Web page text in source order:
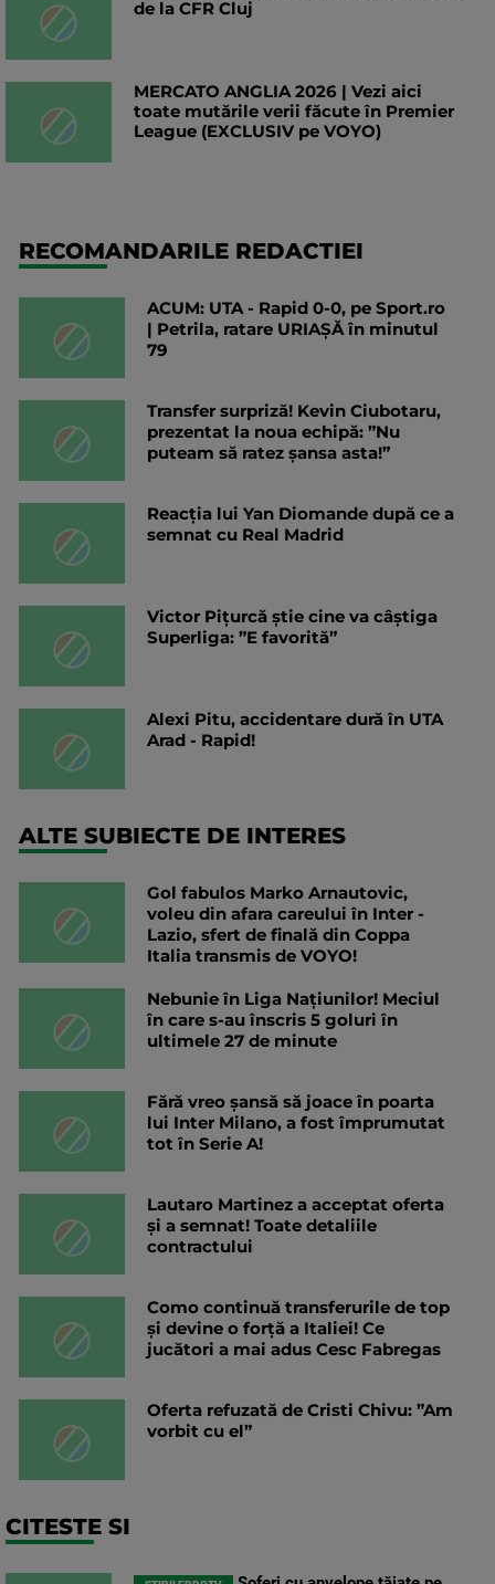
de la CFR Cluj
MERCATO ANGLIA 2026 | Vezi aici
toate mutările verii făcute în Premier
League (EXCLUSIV pe VOYO)
RECOMANDARILE REDACTIEI
ACUM: UTA - Rapid 0-0, pe Sport.ro
| Petrila, ratare URIAȘĂ în minutul
79
Transfer surpriză! Kevin Ciubotaru,
prezentat la noua echipă: ”Nu
puteam să ratez șansa asta!”
Reacția lui Yan Diomande după ce a
semnat cu Real Madrid
Victor Pițurcă știe cine va câștiga
Superliga: ”E favorită”
Alexi Pitu, accidentare dură în UTA
Arad - Rapid!
ALTE SUBIECTE DE INTERES
Gol fabulos Marko Arnautovic,
voleu din afara careului în Inter -
Lazio, sfert de finală din Coppa
Italia transmis de VOYO!
Nebunie în Liga Națiunilor! Meciul
în care s-au înscris 5 goluri în
ultimele 27 de minute
Fără vreo șansă să joace în poarta
lui Inter Milano, a fost împrumutat
tot în Serie A!
Lautaro Martinez a acceptat oferta
și a semnat! Toate detaliile
contractului
Como continuă transferurile de top
și devine o forță a Italiei! Ce
jucători a mai adus Cesc Fabregas
Oferta refuzată de Cristi Chivu: ”Am
vorbit cu el”
CITESTE SI